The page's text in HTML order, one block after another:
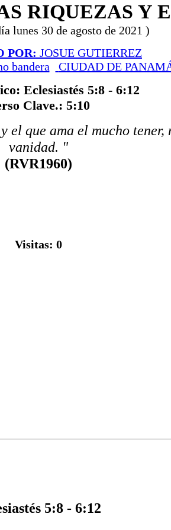
RIQUEZAS Y
lunes 30 de agosto de 2021 )
POR: JOSUE GUTIERREZ
CIUDAD DE
Eclesiastés 5:8 - 6:12
Clave.: 5:10
que ama el mucho tener,
vanidad. "
(RVR1960)
Visitas: 0
5:8 - 6:12